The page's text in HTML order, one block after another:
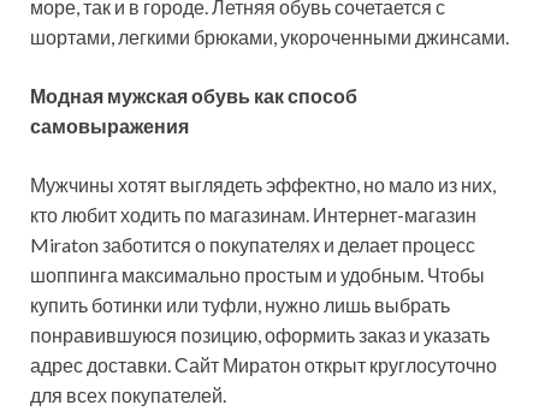
море, так и в городе. Летняя обувь сочетается с
шортами, легкими брюками, укороченными джинсами.
Модная мужская обувь как способ
самовыражения
Мужчины хотят выглядеть эффектно, но мало из них,
кто любит ходить по магазинам. Интернет-магазин
Miraton заботится о покупателях и делает процесс
шоппинга максимально простым и удобным. Чтобы
купить ботинки или туфли, нужно лишь выбрать
понравившуюся позицию, оформить заказ и указать
адрес доставки. Сайт Миратон открыт круглосуточно
для всех покупателей.